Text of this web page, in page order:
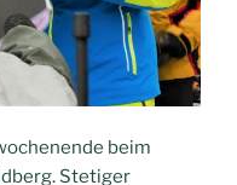
beim
Stetiger